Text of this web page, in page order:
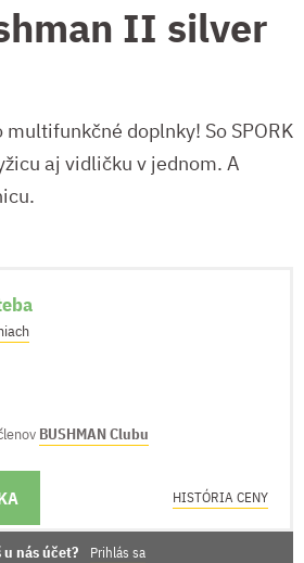
II silver
doplnky! So SPORK
aj vidličku v jednom. A
BUSHMAN Clubu
HISTÓRIA CENY
u nás účet? Prihlás sa